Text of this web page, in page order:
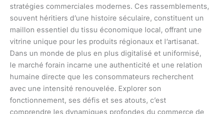
stratégies commerciales modernes. Ces rassemblements,
souvent héritiers d’une histoire séculaire, constituent un
maillon essentiel du tissu économique local, offrant une
vitrine unique pour les produits régionaux et l’artisanat.
Dans un monde de plus en plus digitalisé et uniformisé,
le marché forain incarne une authenticité et une relation
humaine directe que les consommateurs recherchent
avec une intensité renouvelée. Explorer son
fonctionnement, ses défis et ses atouts, c’est
comprendre les dynamiques profondes du commerce de